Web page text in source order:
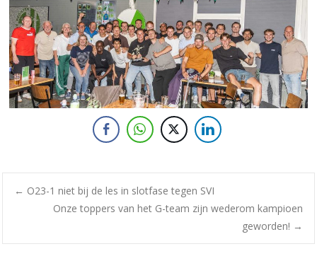
← O23-1 niet bij de les in slotfase tegen SVI
Onze toppers van het G-team zijn wederom kampioen
geworden! →